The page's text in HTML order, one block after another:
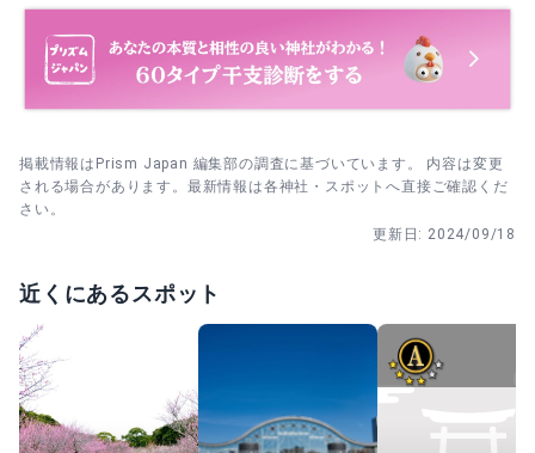
掲載情報はPrism Japan 編集部の調査に基づいています。 内容は変更
される場合があります。最新情報は各神社・スポットへ直接ご確認くだ
さい。
更新日: 2024/09/18
近くにあるスポット